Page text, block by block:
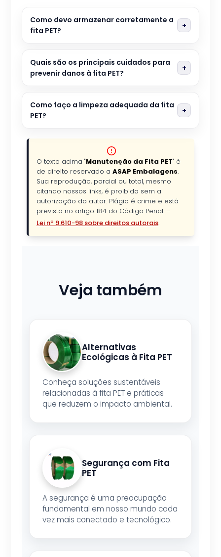
Como devo armazenar corretamente a
fita PET?
Quais são os principais cuidados para
prevenir danos à fita PET?
Como faço a limpeza adequada da fita
PET?
O texto acima "Manutenção da Fita PET" é
de direito reservado a ASAP Embalagens.
Sua reprodução, parcial ou total, mesmo
citando nossos links, é proibida sem a
autorização do autor. Plágio é crime e está
previsto no artigo 184 do Código Penal. –
Lei nº 9.610-98 sobre direitos autorais.
Veja também
Alternativas
Ecológicas à Fita PET
Conheça soluções sustentáveis
relacionadas à fita PET e práticas
que reduzem o impacto ambiental.
Segurança com Fita
PET
A segurança é uma preocupação
fundamental em nosso mundo cada
vez mais conectado e tecnológico.